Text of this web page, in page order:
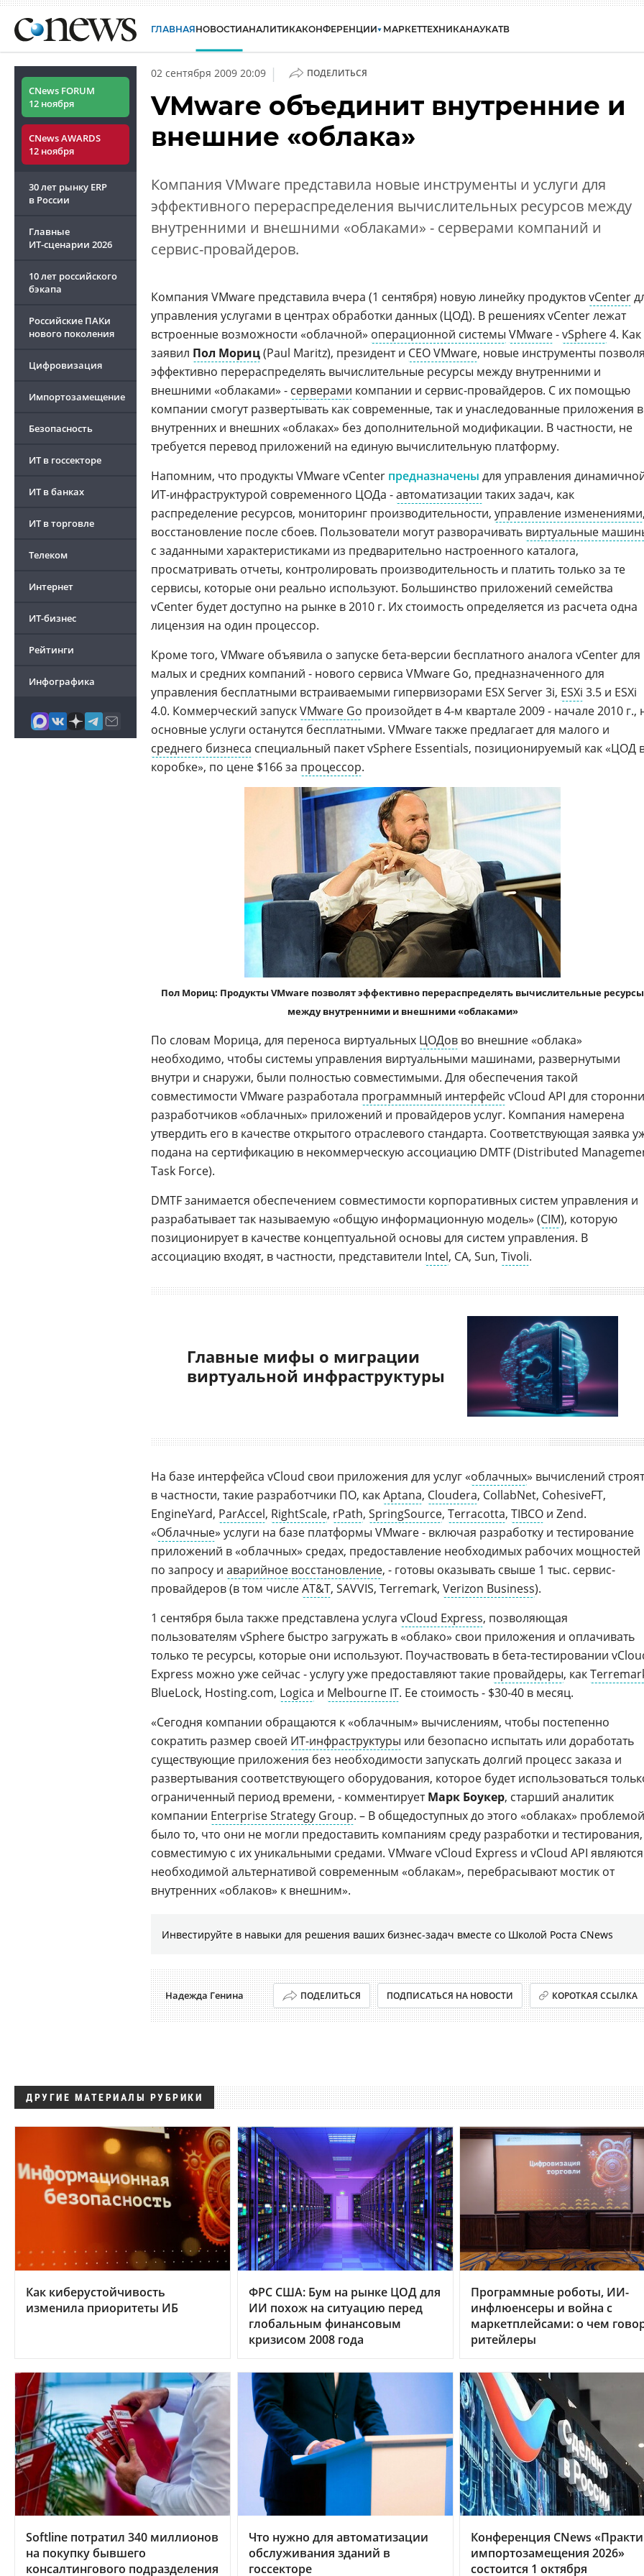
ГЛАВНАЯНОВОСТИАНАЛИТИКАКОНФЕРЕНЦИИ МАРКЕТТЕХНИКАНАУКАТВ
CNews FORUM
12 ноября
CNews AWARDS
12 ноября
30 лет рынку ERP
в России
Главные
ИТ-сценарии 2026
10 лет российского
бэкапа
Российские ПАКи
нового поколения
Цифровизация
Импортозамещение
Безопасность
ИТ в госсекторе
ИТ в банках
ИТ в торговле
Телеком
Интернет
ИТ-бизнес
Рейтинги
Инфографика
02 сентября 2009 20:09 | ПОДЕЛИТЬСЯ
VMware объединит внутренние и
внешние «облака»
Компания VMware представила новые инструменты и услуги для
эффективного перераспределения вычислительных ресурсов между
внутренними и внешними «облаками» - серверами компаний и
сервис-провайдеров.
Компания VMware представила вчера (1 сентября) новую линейку продуктовvCenter
управления услугами в центрах обработки данных (ЦОД). В решениях vCenter лежат
встроенные возможности «облачной» операционной системы VMware-vSphere4. Как
заявил Пол Мориц(Paul Maritz), президент и CEO VMware, новые инструменты
эффективно перераспределять вычислительные ресурсы между внутренними и
внешними «облаками» - серверами компании и сервис-провайдеров. С их помощью
компании смогут развертывать как современные, так и унаследованные приложения
внутренних и внешних «облаках» без дополнительной модификации. В частности, не
требуется перевод приложений на единую вычислительную платформу.
Напомним, что продукты VMware vCenter предназначены для управления
ИТ-инфраструктурой современного ЦОДа -автоматизации таких задач, как
распределение ресурсов, мониторинг производительности, управление изменениями
восстановление после сбоев. Пользователи могут разворачивать виртуальные
с заданными характеристиками из предварительно настроенного каталога,
просматривать отчеты, контролировать производительность и платить только за те
сервисы, которые они реально используют. Большинство приложений семейства
vCenter будет доступно на рынке в 2010 г. Их стоимость определяется из расчета одна
лицензия на один процессор.
Кроме того, VMware объявила о запуске бета-версии бесплатного аналога vCenter для
малых и средних компаний - нового сервиса VMware Go, предназначенного для
управления бесплатными встраиваемыми гипервизорами ESX Server 3i, ESXi 3.5 и ESXi
4.0. Коммерческий запускVMware Go произойдет в 4-м квартале 2009 - начале 2010 г.,
основные услуги останутся бесплатными. VMware также предлагает для малого и
среднего бизнеса специальный пакет vSphere Essentials, позиционируемый как «ЦОД
коробке», по цене $166 за процессор.
Пол Мориц: Продукты VMware позволят эффективно перераспределять вычислительные ресурсы
между внутренними и внешними «облаками»
По словам Морица, для переноса виртуальных ЦОДов во внешние «облака»
необходимо, чтобы системы управления виртуальными машинами, развернутыми
внутри и снаружи, были полностью совместимыми. Для обеспечения такой
совместимости VMware разработала программный интерфейс vCloud API для
разработчиков «облачных» приложений и провайдеров услуг. Компания намерена
утвердить его в качестве открытого отраслевого стандарта. Соответствующая заявка
подана на сертификацию в некоммерческую ассоциацию DMTF (Distributed
Task Force).
DMTF занимается обеспечением совместимости корпоративных систем управления и
разрабатывает так называемую «общую информационную модель» (CIM), которую
позиционирует в качестве концептуальной основы для систем управления. В
ассоциацию входят, в частности, представители Intel, CA, Sun, Tivoli.
Главные мифы о миграции
виртуальной инфраструктуры
На базе интерфейса vCloud свои приложения для услуг «облачных» вычислений
в частности, такие разработчики ПО, какAptana, Cloudera, CollabNet, CohesiveFT,
EngineYard, ParAccel, RightScale, rPath, SpringSource, Terracotta, TIBCO и Zend.
«Облачные» услуги на базе платформы VMware - включая разработку и тестирование
приложений в «облачных» средах, предоставление необходимых рабочих мощностей
по запросу и аварийное восстановление, - готовы оказывать свыше 1 тыс. сервис-
провайдеров (в том числеAT&T, SAVVIS, Terremark, Verizon Business).
1 сентября была также представлена услуга vCloud Express, позволяющая
пользователям vSphere быстро загружать в «облако» свои приложения и оплачивать
только те ресурсы, которые они используют. Поучаствовать в бета-тестировании
Express можно уже сейчас - услугу уже предоставляют такие провайдеры, как
BlueLock, Hosting.com, Logica и Melbourne IT. Ее стоимость - $30-40 в месяц.
«Сегодня компании обращаются к «облачным» вычислениям, чтобы постепенно
сократить размер своей ИТ-инфраструктуры или безопасно испытать или доработать
существующие приложения без необходимости запускать долгий процесс заказа и
развертывания соответствующего оборудования, которое будет использоваться
ограниченный период времени, - комментируетМарк Боукер, старший аналитик
компании Enterprise Strategy Group. – В общедоступных до этого «облаках» проблемой
было то, что они не могли предоставить компаниям среду разработки и тестирования,
совместимую с их уникальными средами. VMware vCloud Express и vCloud API являются
необходимой альтернативой современным «облакам», перебрасывают мостик от
внутренних «облаков» к внешним».
Инвестируйте в навыки для решения ваших бизнес-задач вместе со Школой Роста CNews
Надежда Генина ПОДЕЛИТЬСЯ ПОДПИСАТЬСЯ НА НОВОСТИ КОРОТКАЯ ССЫЛКА
ДРУГИЕ МАТЕРИАЛЫ РУБРИКИ
Как киберустойчивость
изменила приоритеты ИБ
ФРС США: Бум на рынке ЦОД для
ИИ похож на ситуацию перед
глобальным финансовым
кризисом 2008 года
Программные роботы, ИИ-
инфлюенсеры и война с
маркетплейсами: о чем
ритейлеры
Softline потратил 340 миллионов
на покупку бывшего
консалтингового подразделения
Что нужно для автоматизации
обслуживания зданий в
госсекторе
Конференция CNews
импортозамещения 2026»
состоится 1 октября